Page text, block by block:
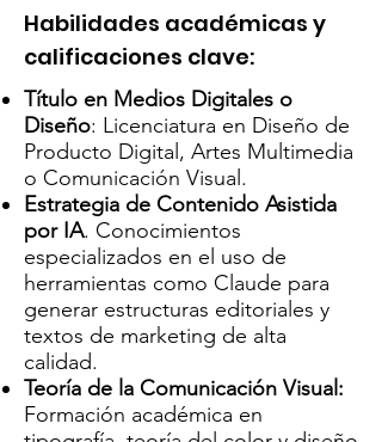
clientes, realizar pruebas A/B
e iterar para mejorar el
producto.
Garantizar la coherencia de la
marca, la excelencia creativa
y altos estándares de
experiencia de usuario (UX) y
diseño de interfaz (UI) en
todos los activos digitales.
Mantenerse al día con las
tendencias del sector, las
tecnologías emergentes
Habilidades académicas y
calificaciones clave:
Título en Medios Digitales o
Diseño: Licenciatura en Diseño de
Producto Digital, Artes Multimedia
o Comunicación Visual.
Estrategia de Contenido Asistida
por IA. Conocimientos
especializados en el uso de
herramientas como Claude para
generar estructuras editoriales y
textos de marketing de alta
calidad.
Teoría de la Comunicación Visual:
Formación académica en